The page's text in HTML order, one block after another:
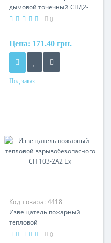
дымовой точечный СПД2-
Тирас Ех
0
Цена: 171.40 грн.
Под заказ
Код товара: 4418
Извещатель пожарный
тепловой
взрывобезопасного СП
0